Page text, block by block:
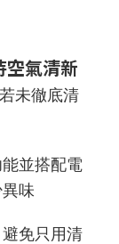
空氣清新
未徹底清
並搭配電
味
免只用清